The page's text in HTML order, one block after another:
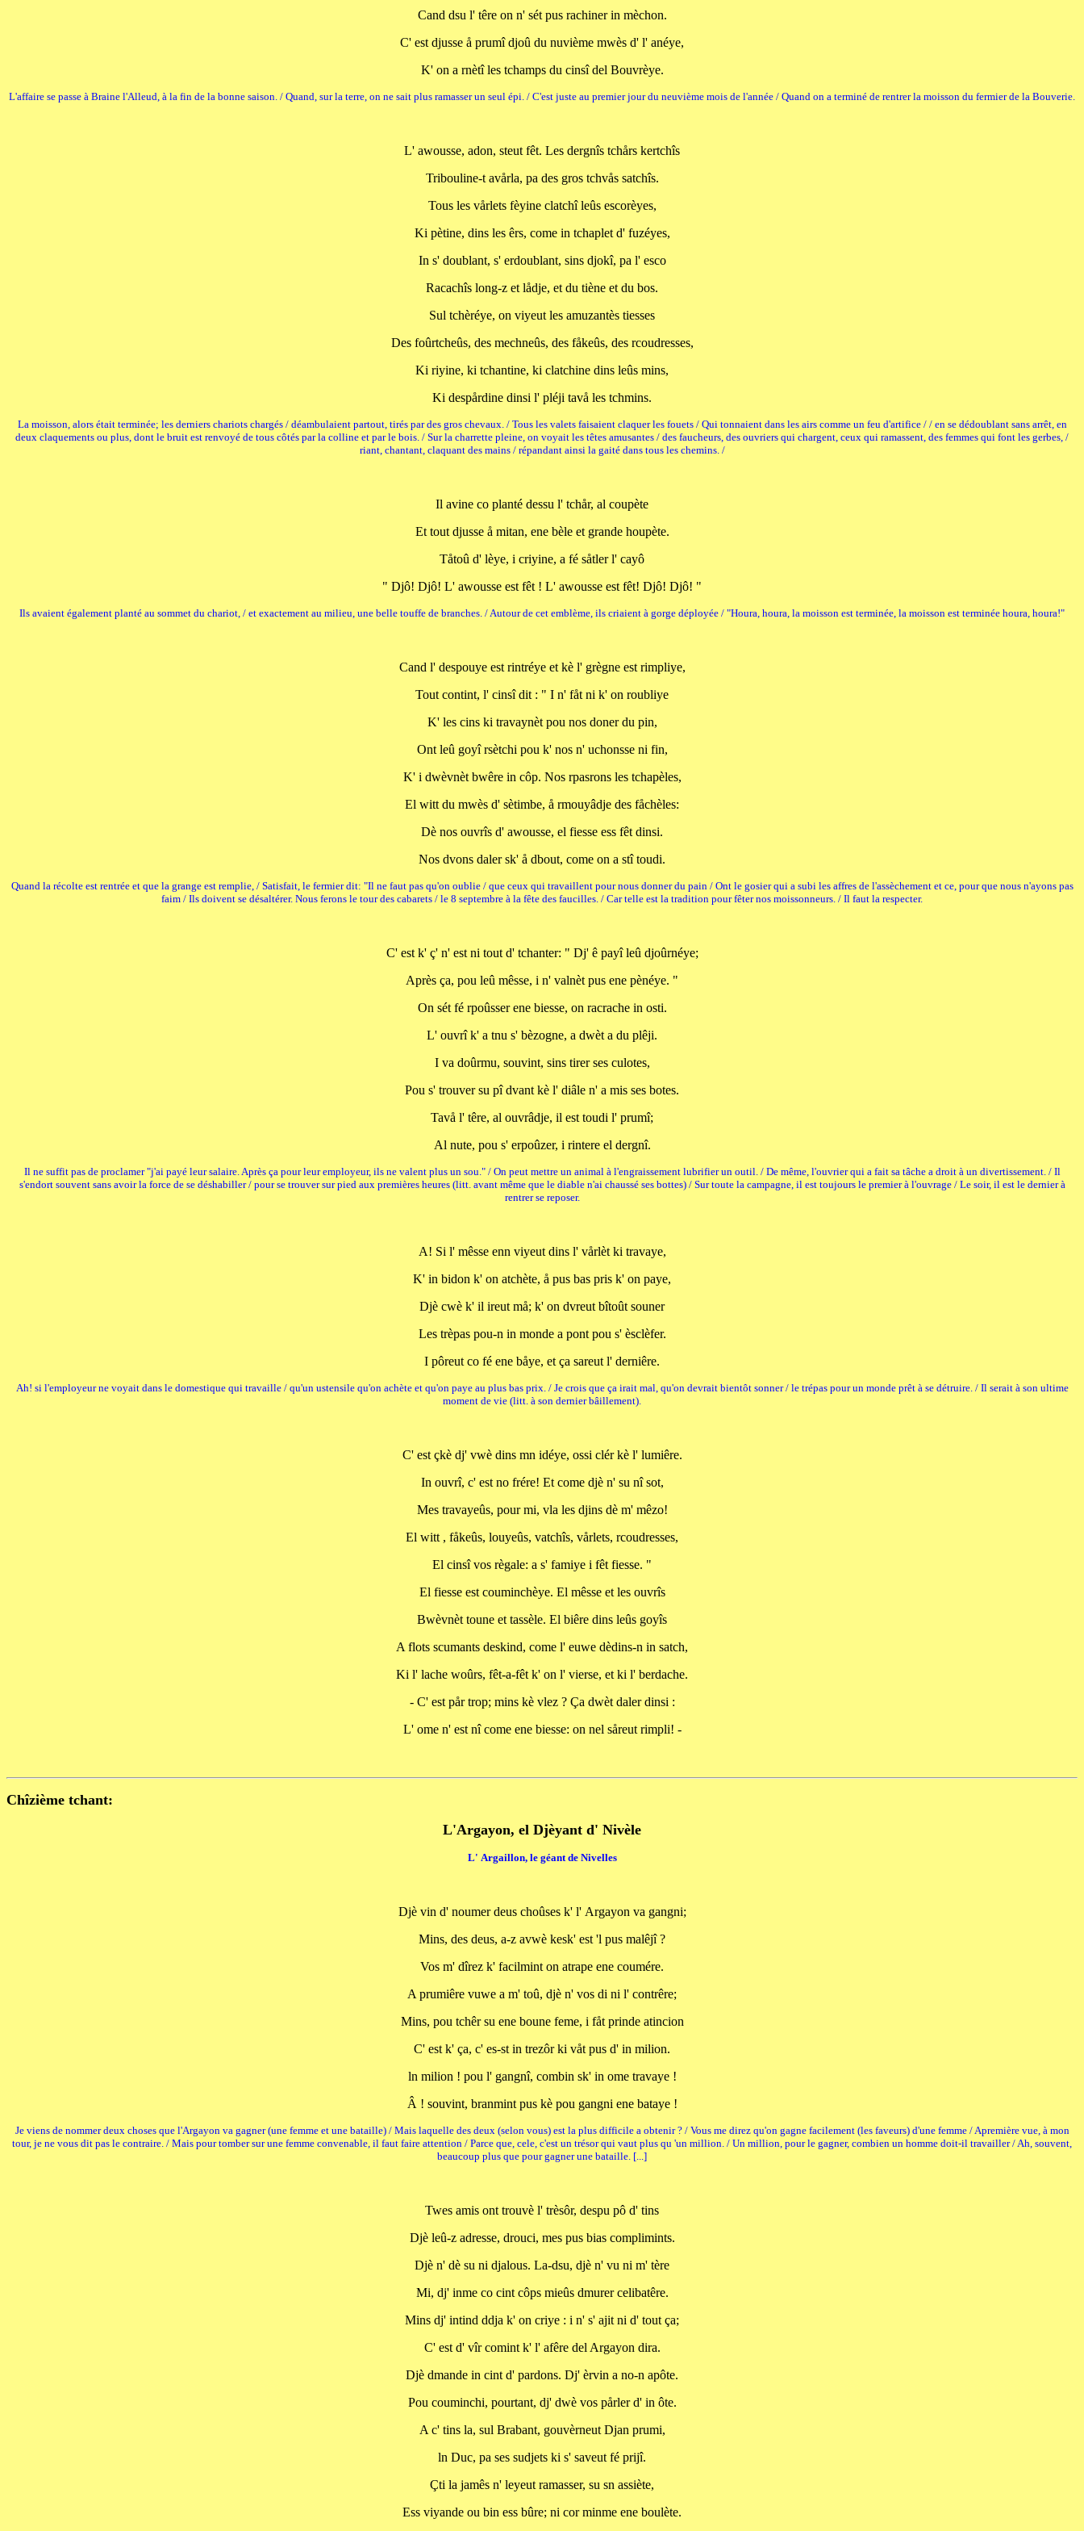
Cand dsu l' têre on n' sét pus rachiner in mèchon.
C' est djusse å prumî djoû du nuvième mwès d' l' anéye,
K' on a rnètî les tchamps du cinsî del Bouvrèye.
L'affaire se passe à Braine l'Alleud, à la fin de la bonne saison. / Quand, sur la terre, on ne sait plus ramasser un seul épi. / C'est juste au premier jour du neuvième mois de l'année / Quand on a terminé de rentrer la moisson du fermier de la Bouverie.
L' awousse, adon, steut fêt. Les dergnîs tchårs kertchîs
Tribouline-t avårla, pa des gros tchvås satchîs.
Tous les vårlets fèyine clatchî leûs escorèyes,
Ki pètine, dins les êrs, come in tchaplet d' fuzéyes,
In s' doublant, s' erdoublant, sins djokî, pa l' esco
Racachîs long-z et lådje, et du tiène et du bos.
Sul tchèréye, on viyeut les amuzantès tiesses
Des foûrtcheûs, des mechneûs, des fåkeûs, des rcoudresses,
Ki riyine, ki tchantine, ki clatchine dins leûs mins,
Ki despårdine dinsi l' pléji tavå les tchmins.
La moisson, alors était terminée; les derniers chariots chargés / déambulaient partout, tirés par des gros chevaux. / Tous les valets faisaient claquer les fouets / Qui tonnaient dans les airs comme un feu d'artifice / / en se dédoublant sans arrêt, en
deux claquements ou plus, dont le bruit est renvoyé de tous côtés par la colline et par le bois. / Sur la charrette pleine, on voyait les têtes amusantes / des faucheurs, des ouvriers qui chargent, ceux qui ramassent, des femmes qui font les gerbes, /
riant, chantant, claquant des mains / répandant ainsi la gaité dans tous les chemins. /
Il avine co planté dessu l' tchår, al coupète
Et tout djusse å mitan, ene bèle et grande houpète.
Tåtoû d' lèye, i criyine, a fé såtler l' cayô
" Djô! Djô! L' awousse est fêt ! L' awousse est fêt! Djô! Djô! "
Ils avaient également planté au sommet du chariot, / et exactement au milieu, une belle touffe de branches. / Autour de cet emblème, ils criaient à gorge déployée / "Houra, houra, la moisson est terminée, la moisson est terminée houra, houra!"
Cand l' despouye est rintréye et kè l' grègne est rimpliye,
Tout contint, l' cinsî dit : " I n' fåt ni k' on roubliye
K' les cins ki travaynèt pou nos doner du pin,
Ont leû goyî rsètchi pou k' nos n' uchonsse ni fin,
K' i dwèvnèt bwêre in côp. Nos rpasrons les tchapèles,
El witt du mwès d' sètimbe, å rmouyâdje des fåchèles:
Dè nos ouvrîs d' awousse, el fiesse ess fêt dinsi.
Nos dvons daler sk' å dbout, come on a stî toudi.
Quand la récolte est rentrée et que la grange est remplie, / Satisfait, le fermier dit: "Il ne faut pas qu'on oublie / que ceux qui travaillent pour nous donner du pain / Ont le gosier qui a subi les affres de l'assèchement et ce, pour que nous n'ayons pas
faim / Ils doivent se désaltérer. Nous ferons le tour des cabarets / le 8 septembre à la fête des faucilles. / Car telle est la tradition pour fêter nos moissonneurs. / Il faut la respecter.
C' est k' ç' n' est ni tout d' tchanter: " Dj' ê payî leû djoûrnéye;
Après ça, pou leû mêsse, i n' valnèt pus ene pènéye. "
On sét fé rpoûsser ene biesse, on racrache in osti.
L' ouvrî k' a tnu s' bèzogne, a dwèt a du plêji.
I va doûrmu, souvint, sins tirer ses culotes,
Pou s' trouver su pî dvant kè l' diâle n' a mis ses botes.
Tavå l' têre, al ouvrâdje, il est toudi l' prumî;
Al nute, pou s' erpoûzer, i rintere el dergnî.
Il ne suffit pas de proclamer "j'ai payé leur salaire. Après ça pour leur employeur, ils ne valent plus un sou." / On peut mettre un animal à l'engraissement lubrifier un outil. / De même, l'ouvrier qui a fait sa tâche a droit à un divertissement. / Il
s'endort souvent sans avoir la force de se déshabiller / pour se trouver sur pied aux premières heures (litt. avant même que le diable n'ai chaussé ses bottes) / Sur toute la campagne, il est toujours le premier à l'ouvrage / Le soir, il est le dernier à
rentrer se reposer.
A! Si l' mêsse enn viyeut dins l' vårlèt ki travaye,
K' in bidon k' on atchète, å pus bas pris k' on paye,
Djè cwè k' il ireut må; k' on dvreut bîtoût souner
Les trèpas pou-n in monde a pont pou s' èsclèfer.
I pôreut co fé ene båye, et ça sareut l' derniêre.
Ah! si l'employeur ne voyait dans le domestique qui travaille / qu'un ustensile qu'on achète et qu'on paye au plus bas prix. / Je crois que ça irait mal, qu'on devrait bientôt sonner / le trépas pour un monde prêt à se détruire. / Il serait à son ultime
moment de vie (litt. à son dernier bâillement).
C' est çkè dj' vwè dins mn idéye, ossi clér kè l' lumiêre.
In ouvrî, c' est no frére! Et come djè n' su nî sot,
Mes travayeûs, pour mi, vla les djins dè m' mêzo!
El witt , fåkeûs, louyeûs, vatchîs, vårlets, rcoudresses,
El cinsî vos règale: a s' famiye i fêt fiesse. "
El fiesse est couminchèye. El mêsse et les ouvrîs
Bwèvnèt toune et tassèle. El biêre dins leûs goyîs
A flots scumants deskind, come l' euwe dèdins-n in satch,
Ki l' lache woûrs, fêt-a-fêt k' on l' vierse, et ki l' berdache.
- C' est pår trop; mins kè vlez ? Ça dwèt daler dinsi :
L' ome n' est nî come ene biesse: on nel såreut rimpli! -
Chîzième tchant:
L'Argayon, el Djèyant d' Nivèle
L' Argaillon, le géant de Nivelles
Djè vin d' noumer deus choûses k' l' Argayon va gangni;
Mins, des deus, a-z avwè kesk' est 'l pus malêjî ?
Vos m' dîrez k' facilmint on atrape ene coumére.
A prumiêre vuwe a m' toû, djè n' vos di ni l' contrêre;
Mins, pou tchêr su ene boune feme, i fåt prinde atincion
C' est k' ça, c' es-st in trezôr ki våt pus d' in milion.
ln milion ! pou l' gangnî, combin sk' in ome travaye !
Â ! souvint, branmint pus kè pou gangni ene bataye !
Je viens de nommer deux choses que l'Argayon va gagner (une femme et une bataille) / Mais laquelle des deux (selon vous) est la plus difficile a obtenir ? / Vous me direz qu'on gagne facilement (les faveurs) d'une femme / Apremière vue, à mon
tour, je ne vous dit pas le contraire. / Mais pour tomber sur une femme convenable, il faut faire attention / Parce que, cele, c'est un trésor qui vaut plus qu 'un million. / Un million, pour le gagner, combien un homme doit-il travailler / Ah, souvent,
beaucoup plus que pour gagner une bataille. [...]
Twes amis ont trouvè l' trèsôr, despu pô d' tins
Djè leû-z adresse, drouci, mes pus bias complimints.
Djè n' dè su ni djalous. La-dsu, djè n' vu ni m' tère
Mi, dj' inme co cint côps mieûs dmurer celibatêre.
Mins dj' intind ddja k' on criye : i n' s' ajit ni d' tout ça;
C' est d' vîr comint k' l' afêre del Argayon dira.
Djè dmande in cint d' pardons. Dj' èrvin a no-n apôte.
Pou couminchi, pourtant, dj' dwè vos pårler d' in ôte.
A c' tins la, sul Brabant, gouvèrneut Djan prumi,
ln Duc, pa ses sudjets ki s' saveut fé prijî.
Çti la jamês n' leyeut ramasser, su sn assiète,
Ess viyande ou bin ess bûre; ni cor minme ene boulète.